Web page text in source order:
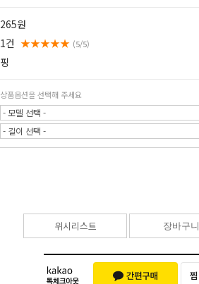
265원
1건 ★★★★★ (5/5)
핑
상품옵션을 선택해 주세요
- 모델 선택 -
- 길이 선택 -
위시리스트 장바구니